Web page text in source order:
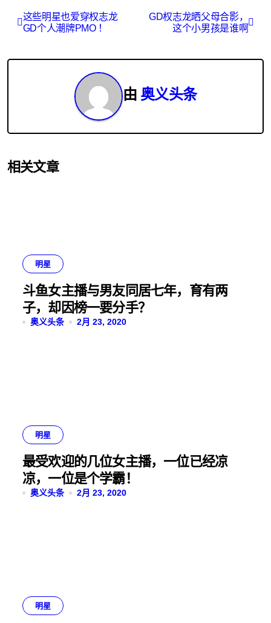
文
导
这些明星也爱穿权志龙
GD个人潮牌PMO ！
GD权志龙晒父母合影，
这个小男孩是谁啊
由 奥义头条
相关文章
明星
斗鱼女主播与男友同居七年，育有两
子，却因榜一要分手？
奥义头条 2月 23, 2020
明星
最受欢迎的几位女主播，一位已经凉
凉，一位是个学霸！
奥义头条 2月 23, 2020
明星